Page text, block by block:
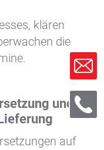
klären
die
und
auf